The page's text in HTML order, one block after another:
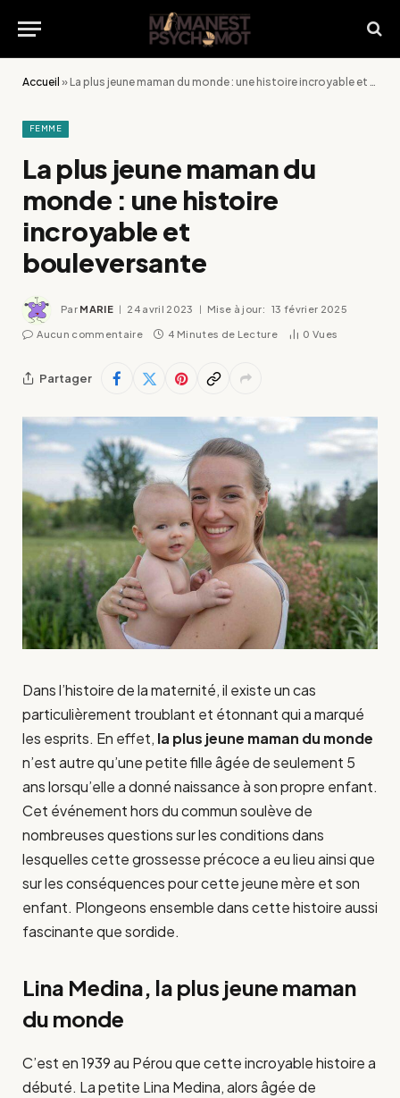
Accueil »La plus jeune maman du monde : une histoire incroyable et bouleversante
FEMME
La plus jeune maman du
monde : une histoire
incroyable et
bouleversante
Par MARIE 24 avril 2023 Mise à jour: 13 février 2025
Aucun commentaire 4 Minutes de Lecture 0 Vues
Partager
Dans l’histoire de la maternité, il existe un cas
particulièrement troublant et étonnant qui a marqué
les esprits. En effet, la plus jeune maman du monde
n’est autre qu’une petite fille âgée de seulement 5
ans lorsqu’elle a donné naissance à son propre enfant.
Cet événement hors du commun soulève de
nombreuses questions sur les conditions dans
lesquelles cette grossesse précoce a eu lieu ainsi que
sur les conséquences pour cette jeune mère et son
enfant. Plongeons ensemble dans cette histoire aussi
fascinante que sordide.
Lina Medina, la plus jeune maman
du monde
C’est en 1939 au Pérou que cette incroyable histoire a
débuté. La petite Lina Medina, alors âgée de